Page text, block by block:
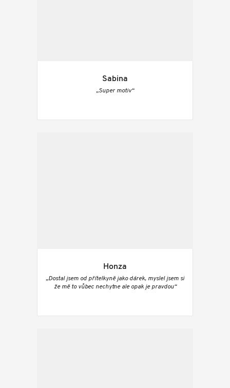
Sabina
„Super motiv“
Honza
„Dostal jsem od přítelkyně jako dárek, myslel jsem si
že mě to vůbec nechytne ale opak je pravdou“